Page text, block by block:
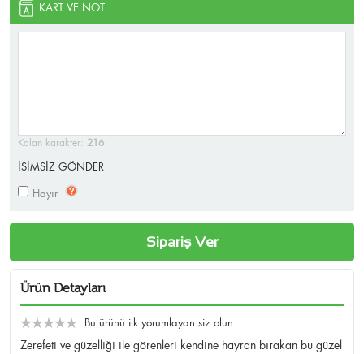
KART VE NOT
Kalan karakter: 216
İSİMSİZ GÖNDER
Hayır
Sipariş Ver
Ürün Detayları
Bu ürünü ilk yorumlayan siz olun
Zerefeti ve güzelliği ile görenleri kendine hayran bırakan bu güzel